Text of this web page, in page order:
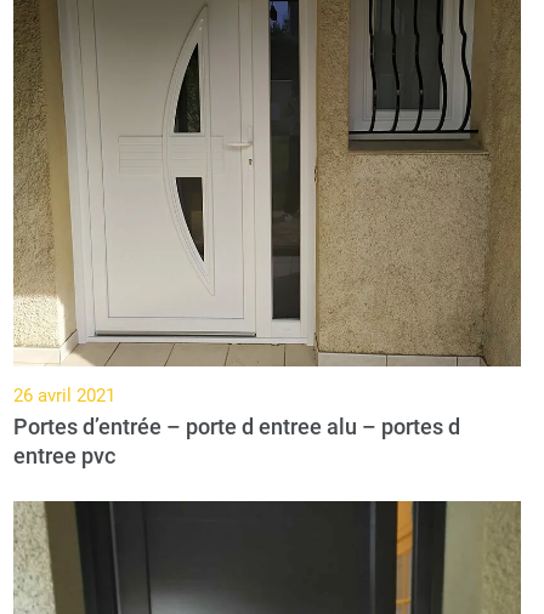
26 avril 2021
Portes d’entrée – porte d entree alu – portes d
entree pvc